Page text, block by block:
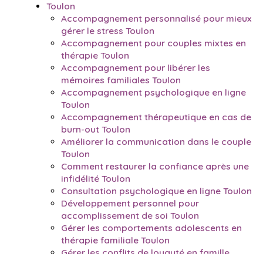
Toulon
Accompagnement personnalisé pour mieux
gérer le stress Toulon
Accompagnement pour couples mixtes en
thérapie Toulon
Accompagnement pour libérer les
mémoires familiales Toulon
Accompagnement psychologique en ligne
Toulon
Accompagnement thérapeutique en cas de
burn-out Toulon
Améliorer la communication dans le couple
Toulon
Comment restaurer la confiance après une
infidélité Toulon
Consultation psychologique en ligne Toulon
Développement personnel pour
accomplissement de soi Toulon
Gérer les comportements adolescents en
thérapie familiale Toulon